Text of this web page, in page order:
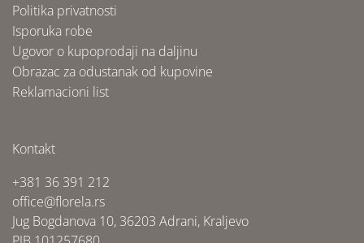
Politika privatnosti
Isporuka robe
Ugovor o kupoprodaji na daljinu
Obrazac za odustanak od kupovine
Reklamacioni list
Kontakt
+381 36 391 212
office@florela.rs
Jug Bogdanova 10, 36203 Adrani, Kraljevo